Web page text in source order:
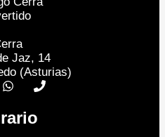
Jaz, 14
(Asturias)